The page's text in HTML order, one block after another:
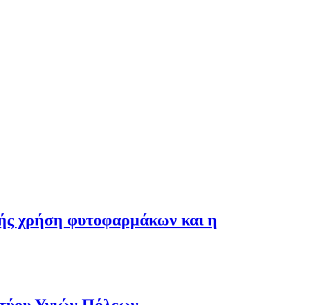
χρήση φυτοφαρμάκων και η